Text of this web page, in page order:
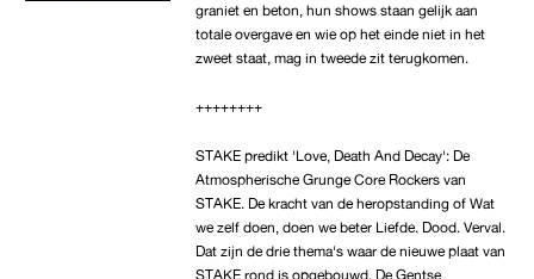
graniet en beton, hun shows staan gelijk aan
totale overgave en wie op het einde niet in het
zweet staat, mag in tweede zit terugkomen.
++++++++
STAKE predikt 'Love, Death And Decay': De
Atmospherische Grunge Core Rockers van
STAKE. De kracht van de heropstanding of Wat
we zelf doen, doen we beter Liefde. Dood. Verval.
Dat zijn de drie thema's waar de nieuwe plaat van
STAKE rond is opgebouwd. De Gentse